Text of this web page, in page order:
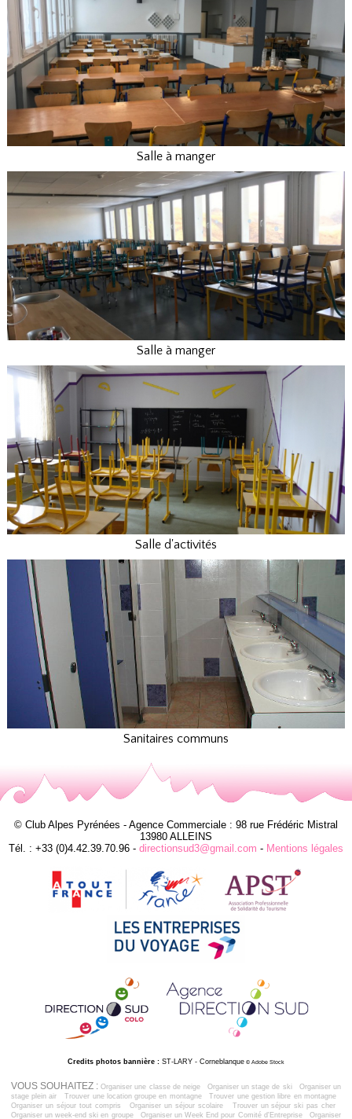
Salle à manger
Salle à manger
Salle d'activités
Sanitaires communs
© Club Alpes Pyrénées - Agence Commerciale : 98 rue Frédéric Mistral
13980 ALLEINS
Tél. : +33 (0)4.42.39.70.96 - directionsud3@gmail.com - Mentions légales
Credits photos bannière : ST-LARY - Corneblanque© Adobe Stock
VOUS SOUHAITEZ :Organiser une classe de neige Organiser un stage de ski
Organiser un
stage plein air
Trouver une location groupe en montagne
Trouver une gestion libre en montagne
Organiser un séjour tout compris
Organiser un séjour scolaire
Trouver un séjour ski pas cher
Organiser un week-end ski en groupe
Organiser un Week End pour Comité d'Entreprise Organiser